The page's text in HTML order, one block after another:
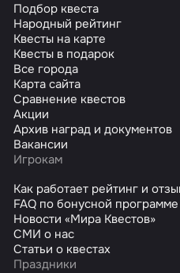
Подбор квеста
Народный рейтинг
Квесты на карте
Квесты в подарок
Все города
Карта сайта
Сравнение квестов
Акции
Архив наград и документов
Вакансии
Игрокам
Как работает рейтинг и
FAQ по бонусной программе
Новости «Мира Квестов»
СМИ о нас
Статьи о квестах
Праздники